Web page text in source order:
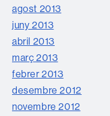
agost 2013
juny 2013
abril 2013
març 2013
febrer 2013
desembre 2012
novembre 2012